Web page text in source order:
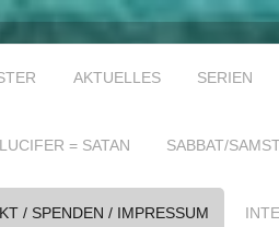
AKTUELLES SERIEN
LUCIFER = SATAN SABBAT/
/ SPENDEN / IMPRESSUM